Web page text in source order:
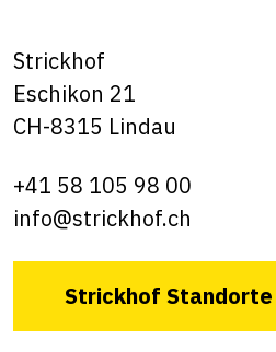
Strickhof
Eschikon 21
CH-8315 Lindau
+41 58 105 98 00
info@strickhof.ch
Strickhof Standorte